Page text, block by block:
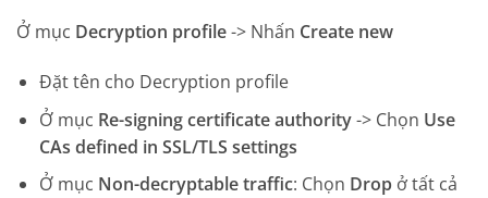
Ở mục Decryption profile-> Nhấn Create new
Đặt tên cho Decryption profile
Ở mục Re-signing certificate authority-> Chọn Use
CAs defined in SSL/TLS settings
Ở mục Non-decryptable traffic: Chọn Dropở tất cả